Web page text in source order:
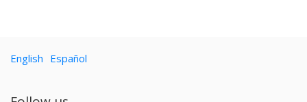
English Español